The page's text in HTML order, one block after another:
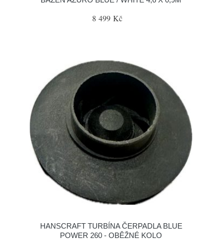
8 499 Kč
HANSCRAFT TURBÍNA ČERPADLA BLUE
POWER 260 - OBĚŽNÉ KOLO